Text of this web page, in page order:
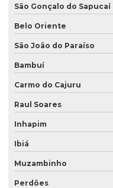
São Gonçalo do Sapucaí
Belo Oriente
São João do Paraíso
Bambuí
Carmo do Cajuru
Raul Soares
Inhapim
Ibiá
Muzambinho
Perdões